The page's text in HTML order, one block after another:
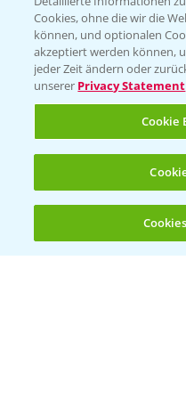
Allgemeine
Cookies, ohne die wir die
können, und optionalen
akzeptiert werden können,
jeder Zeit ändern oder
unserer Privacy Statement
Cookie